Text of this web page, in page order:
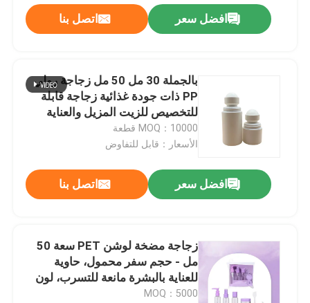
أشرطة فيديو
معلومات عنا
رقابة جودة
افضل سعر اتصل بنا
بالجملة 30 مل 50 مل زجاجة رولي
PP ذات جودة غذائية زجاجة قابلة
للتخصيص للزيت المزيل والعناية
بالبشرة
MOQ：10000 قطعة
الأسعار：قابل للتفاوض
افضل سعر اتصل بنا
زجاجة مضخة لوشن PET سعة 50
مل - حجم سفر محمول، حاوية
للعناية بالبشرة مانعة للتسرب، لون
مخصص متاح
MOQ：5000